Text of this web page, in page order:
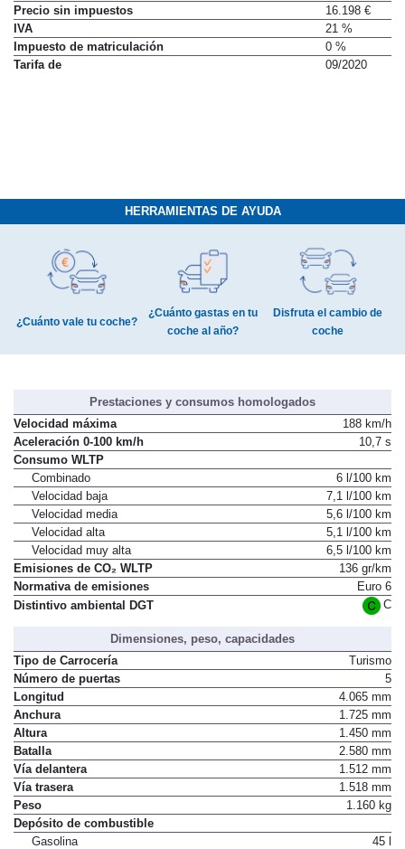
Precio sin impuestos
16.198 €
IVA
21 %
Impuesto de matriculación
0 %
Tarifa de
09/2020
HERRAMIENTAS DE AYUDA
¿Cuánto vale tu coche?
¿Cuánto gastas en tu
coche al año?
Disfruta el cambio de
coche
Prestaciones y consumos homologados
Velocidad máxima
188 km/h
Aceleración 0-100 km/h
10,7 s
Consumo WLTP
Combinado
6 l/100 km
Velocidad baja
7,1 l/100 km
Velocidad media
5,6 l/100 km
Velocidad alta
5,1 l/100 km
Velocidad muy alta
6,5 l/100 km
Emisiones de CO₂ WLTP
136 gr/km
Normativa de emisiones
Euro 6
Distintivo ambiental DGT
C
Dimensiones, peso, capacidades
Tipo de Carrocería
Turismo
Número de puertas
5
Longitud
4.065 mm
Anchura
1.725 mm
Altura
1.450 mm
Batalla
2.580 mm
Vía delantera
1.512 mm
Vía trasera
1.518 mm
Peso
1.160 kg
Depósito de combustible
Gasolina
45 l